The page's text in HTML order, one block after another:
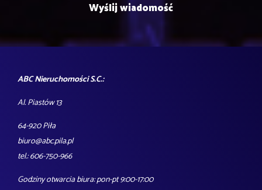
ABC Nieruchomości S.C.:
Al. Piastów 13
64-920 Piła
biuro@abc.pila.pl
tel.: 606-750-966
Godziny otwarcia biura: pon-pt 9:00-17:00